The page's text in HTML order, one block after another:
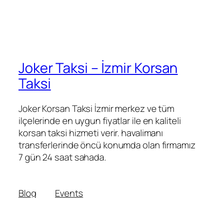
Joker Taksi – İzmir Korsan
Taksi
Joker Korsan Taksi İzmir merkez ve tüm
ilçelerinde en uygun fiyatlar ile en kaliteli
korsan taksi hizmeti verir. havalimanı
transferlerinde öncü konumda olan firmamız
7 gün 24 saat sahada.
Blog Events